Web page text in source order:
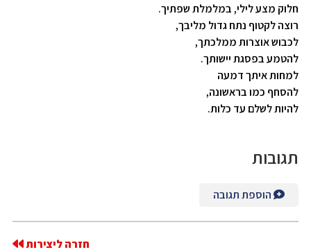
חלוק מצע לילי, במלמלת שפתיך.
רוצה לקטוף נתח גדול מליבך,
לכבוש אוצרות ממלכתך,
להטמע בפסגת יישותך.
למחות איתך דמעה
להסחף כמו בראשונה,
להיות לשלם עד כלות.
תגובות
הוספת תגובה
חזרה ליצירות